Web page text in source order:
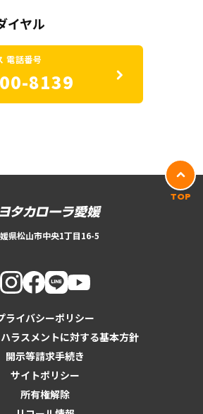
イヤル
電話番号
8139
県松山市中央1丁目16-5
ライバシーポリシー
ラスメントに対する基本方針
開示等請求手続き
サイトポリシー
所有権解除
TOP